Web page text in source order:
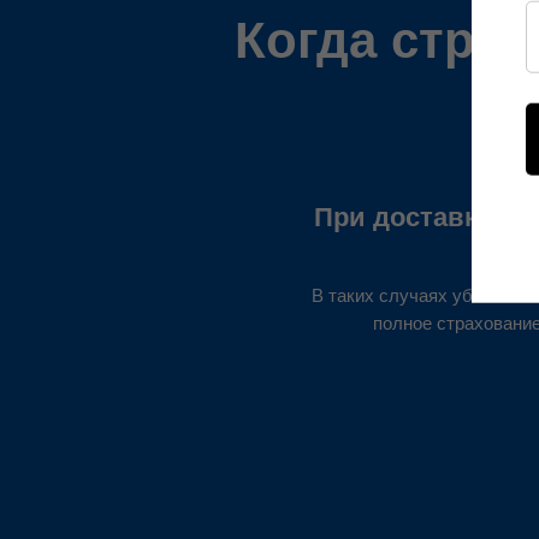
Когда
При доставке
В таких случаях убыток
полное